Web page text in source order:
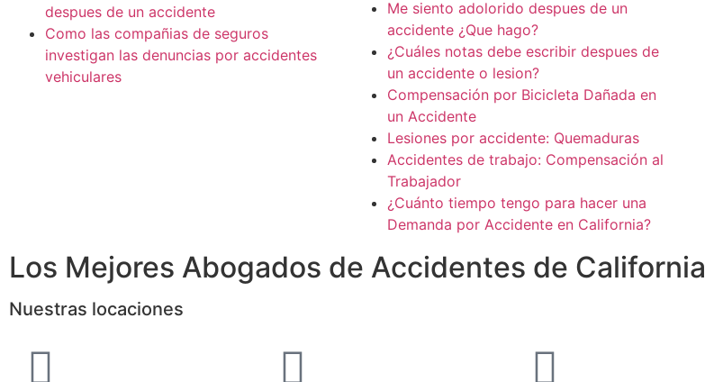
despues de un accidente
Como las compañias de seguros
investigan las denuncias por accidentes
vehiculares
Me siento adolorido despues de un
accidente ¿Que hago?
¿Cuáles notas debe escribir despues de
un accidente o lesion?
Compensación por Bicicleta Dañada en
un Accidente
Lesiones por accidente: Quemaduras
Accidentes de trabajo: Compensación al
Trabajador
¿Cuánto tiempo tengo para hacer una
Demanda por Accidente en California?
Los Mejores Abogados de Accidentes de California
Nuestras locaciones